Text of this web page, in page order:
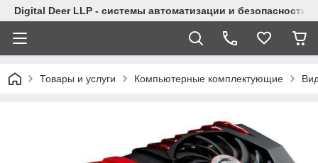
Digital Deer LLP - системы автоматизации и безопасности
Товары и услуги Компьютерные комплектующие